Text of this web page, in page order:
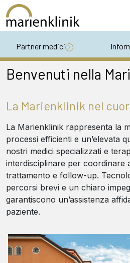
Passa al contenuto principale
Partner medici
Benvenuti nella
La Marienklinik nel
La Marienklinik rappresenta la
processi efficienti e un’elevata
nostri medici specializzati e
interdisciplinare per coordinare
trattamento e follow-up.
percorsi brevi e un chiaro
garantiscono un’assistenza
paziente.